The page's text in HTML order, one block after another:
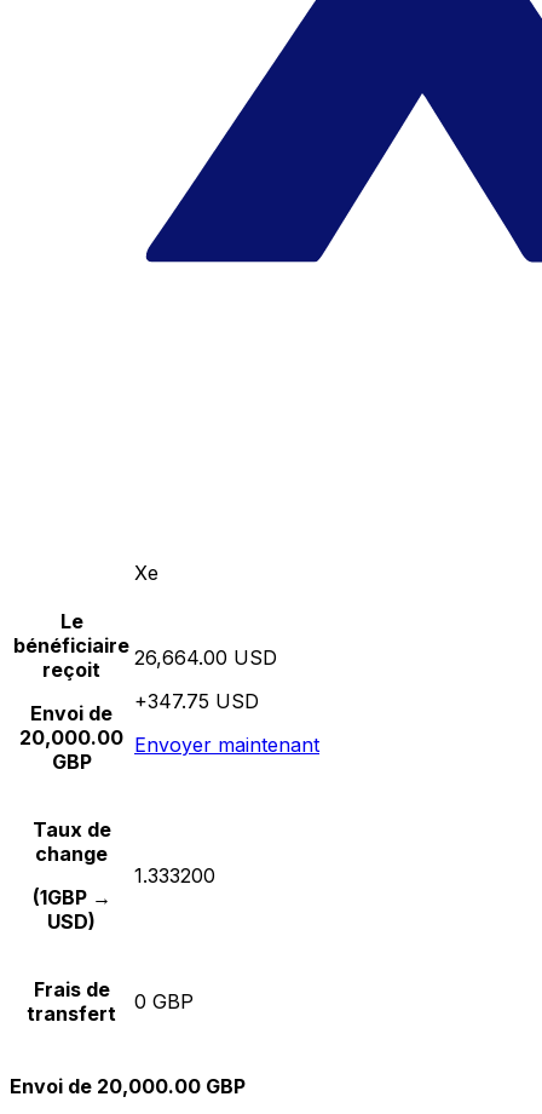
Xe
Le
bénéficiaire
reçoit
Envoi de
20,000.00
GBP
26,664.00 USD
+347.75 USD
Envoyer maintenant
Taux de
change
(1GBP →
USD)
1.333200
Frais de
transfert
0 GBP
Envoi de 20,000.00 GBP